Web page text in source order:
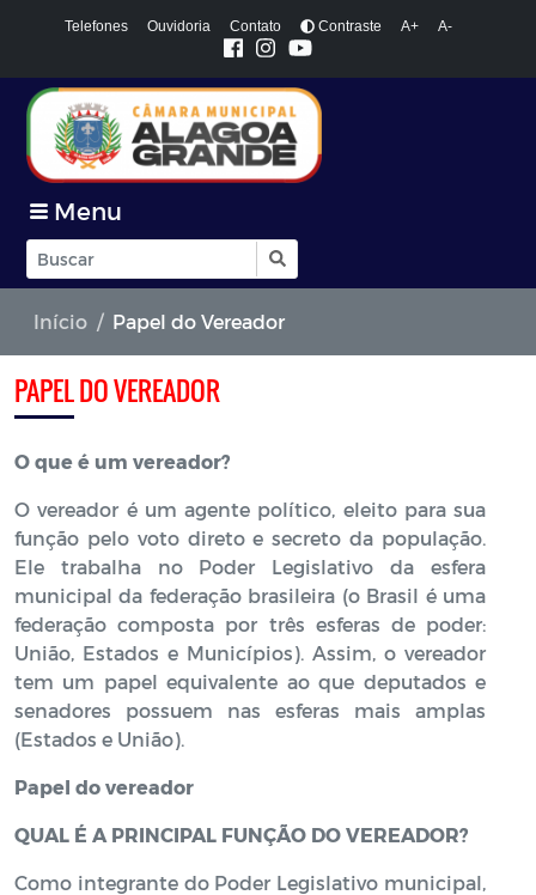
Telefones Ouvidoria Contato Contraste A+ A-
Menu
Início Papel do Vereador
PAPEL DO VEREADOR
O que é um vereador?
O vereador é um agente político, eleito para sua
função pelo voto direto e secreto da população.
Ele trabalha no Poder Legislativo da esfera
municipal da federação brasileira (o Brasil é uma
federação composta por três esferas de poder:
União, Estados e Municípios). Assim, o vereador
tem um papel equivalente ao que deputados e
senadores possuem nas esferas mais amplas
(Estados e União).
Papel do vereador
QUAL É A PRINCIPAL FUNÇÃO DO VEREADOR?
Como integrante do Poder Legislativo municipal,